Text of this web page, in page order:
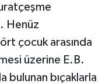
Henüz
çocuk arasında
üzerine E.B.
bulunan bıçaklarla